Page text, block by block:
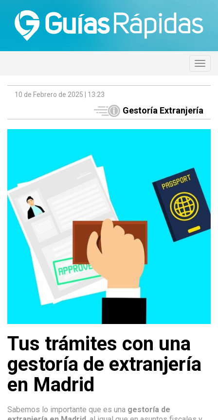
10 de Febrero de 2025 | 13:23
Gestoría Extranjería
Tus trámites con una
gestoría de extranjería
en Madrid
Sabemos lo importante que es una gestoría de